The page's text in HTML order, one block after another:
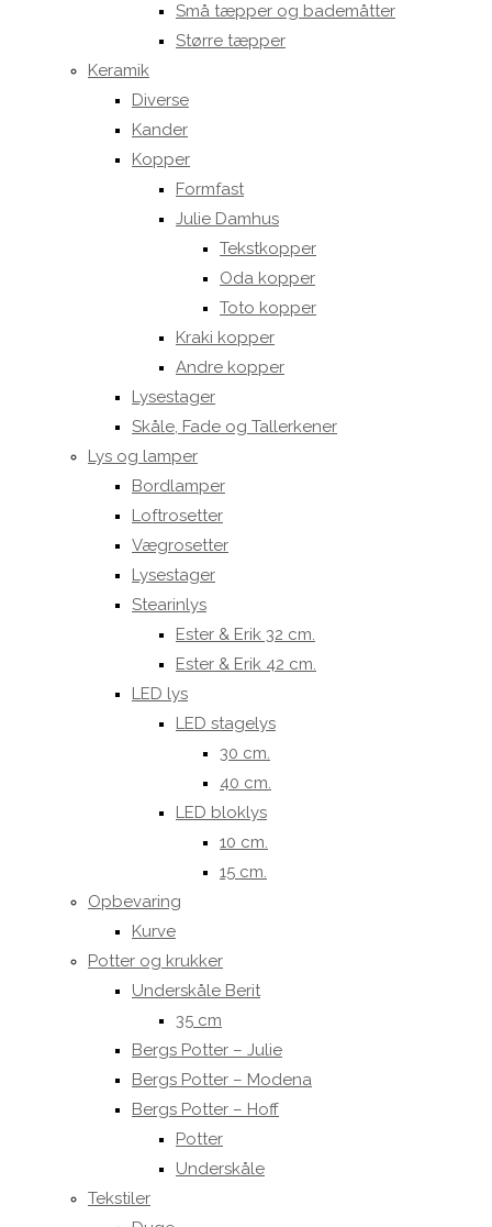
Små tæpper og bademåtter
Større tæpper
Keramik
Diverse
Kander
Kopper
Formfast
Julie Damhus
Tekstkopper
Oda kopper
Toto kopper
Kraki kopper
Andre kopper
Lysestager
Skåle, Fade og Tallerkener
Lys og lamper
Bordlamper
Loftrosetter
Vægrosetter
Lysestager
Stearinlys
Ester & Erik 32 cm.
Ester & Erik 42 cm.
LED lys
LED stagelys
30 cm.
40 cm.
LED bloklys
10 cm.
15 cm.
Opbevaring
Kurve
Potter og krukker
Underskåle Berit
35 cm
Bergs Potter – Julie
Bergs Potter – Modena
Bergs Potter – Hoff
Potter
Underskåle
Tekstiler